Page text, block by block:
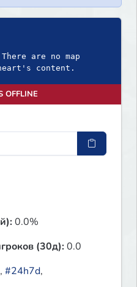
are no map
content.
OFFLINE
0.0%
(30д):0.0
, #24h7d,